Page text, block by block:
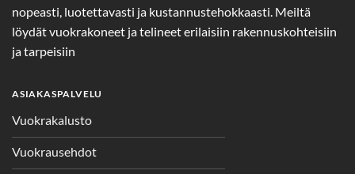
nopeasti, luotettavasti ja kustannustehokkaasti. Meiltä
löydät vuokrakoneet ja telineet erilaisiin rakennuskohteisiin
ja tarpeisiin
ASIAKASPALVELU
Vuokrakalusto
Vuokrausehdot